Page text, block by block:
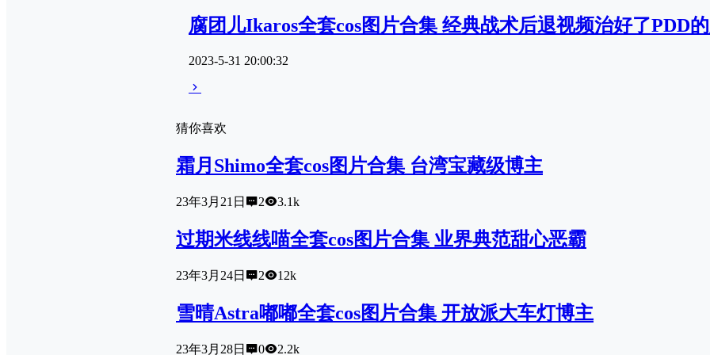
腐团儿Ikaros全套cos图片合集 经典战术后退视频治好了PDD
2023-5-31 20:00:32
猜你喜欢
霜月Shimo全套cos图片合集 台湾宝藏级博主
23年3月21日 2 3.1k
过期米线线喵全套cos图片合集 业界典范甜心恶霸
23年3月24日 2 12k
雪晴Astra嘟嘟全套cos图片合集 开放派大车灯博主
23年3月28日 0 2.2k